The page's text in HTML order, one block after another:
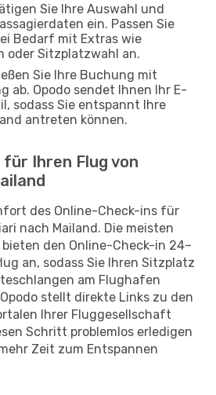
Sie Ihre Auswahl und
ein. Passen Sie
Bedarf mit Extras wie
oder Sitzplatzwahl an.
Sie Ihre Buchung mit
ab. Opodo sendet Ihnen Ihr E-
sodass Sie entspannt Ihre
antreten können.
Ihren Flug von
des Online-Check-ins für
nach Mailand. Die meisten
den Online-Check-in 24–
an, sodass Sie Ihren Sitzplatz
am Flughafen
stellt direkte Links zu den
Ihrer Fluggesellschaft
Schritt problemlos erledigen
Zeit zum Entspannen